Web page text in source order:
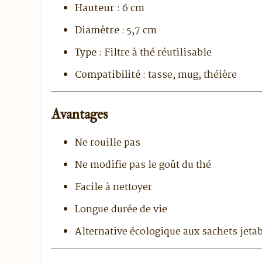
Hauteur : 6 cm
Diamètre: 5,7 cm
Type: Filtre à thé réutilisable
Compatibilité: tasse, mug, théière
Avantages
Ne rouille pas
Ne modifie pas le goût du thé
Facile à nettoyer
Longue durée de vie
Alternative écologique aux sachets